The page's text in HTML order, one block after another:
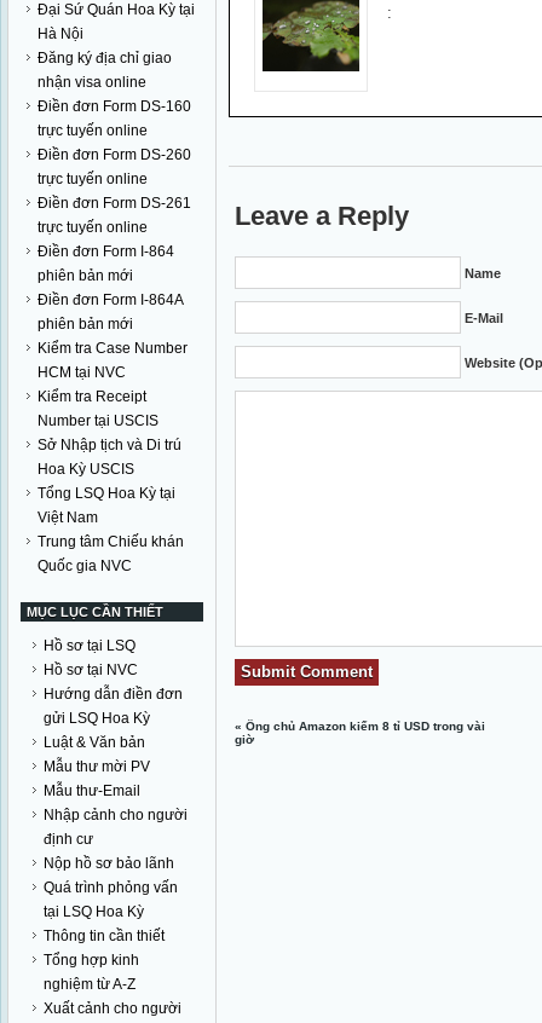
Đại Sứ Quán Hoa Kỳ tại
Hà Nội
Đăng ký địa chỉ giao
nhận visa online
Điền đơn Form DS-160
trực tuyến online
Điền đơn Form DS-260
trực tuyến online
Điền đơn Form DS-261
trực tuyến online
Điền đơn Form I-864
phiên bản mới
Điền đơn Form I-864A
phiên bản mới
Kiểm tra Case Number
HCM tại NVC
Kiểm tra Receipt
Number tại USCIS
Sở Nhập tịch và Di trú
Hoa Kỳ USCIS
Tổng LSQ Hoa Kỳ tại
Việt Nam
Trung tâm Chiếu khán
Quốc gia NVC
MỤC LỤC CẦN THIẾT
Hồ sơ tại LSQ
Hồ sơ tại NVC
Hướng dẫn điền đơn
gửi LSQ Hoa Kỳ
Luật & Văn bản
Mẫu thư mời PV
Mẫu thư-Email
Nhập cảnh cho người
định cư
Nộp hồ sơ bảo lãnh
Quá trình phỏng vấn
tại LSQ Hoa Kỳ
Thông tin cần thiết
Tổng hợp kinh
nghiệm từ A-Z
Xuất cảnh cho người
:
Leave a Reply
Name
E-Mail
Website
«Ông chủ Amazon kiếm 8 tỉ USD trong vài
giờ